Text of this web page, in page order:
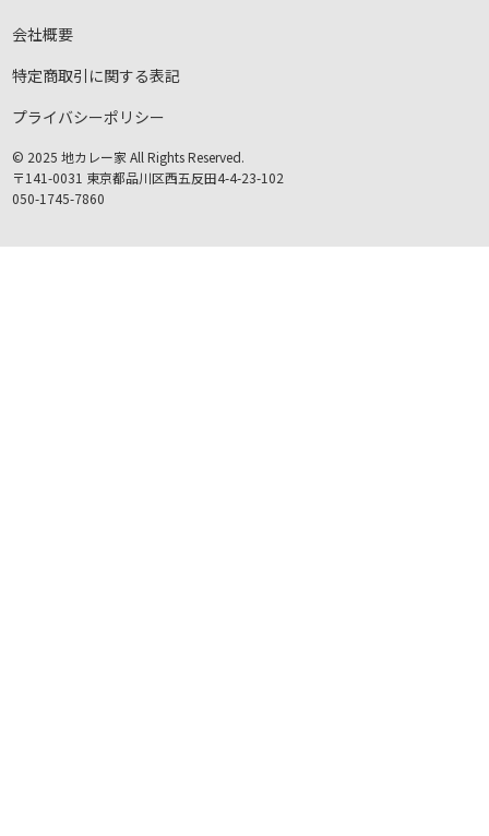
会社概要
特定商取引に関する表記
プライバシーポリシー
© 2025 地カレー家 All Rights Reserved.
〒141-0031 東京都品川区西五反田4-4-23-102
050-1745-7860